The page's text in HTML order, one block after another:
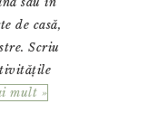
de casă,
Scriu
mult »